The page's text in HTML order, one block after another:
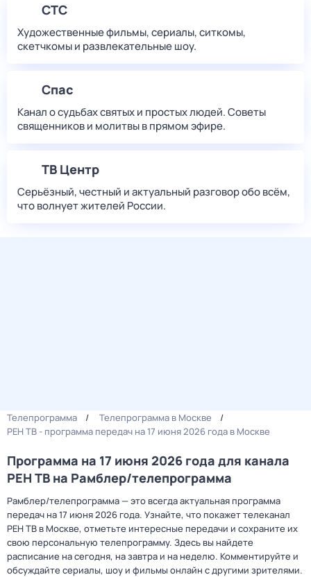
СТС
Художественные фильмы, сериалы, ситкомы,
скетчкомы и развлекательные шоу.
Спас
Канал о судьбах святых и простых людей. Советы
священников и молитвы в прямом эфире.
ТВ Центр
Серьёзный, честный и актуальный разговор обо всём,
что волнует жителей России.
Телепрограмма
Телепрограмма в Москве
РЕН ТВ - программа передач на 17 июня 2026 года в Москве
Программа на 17 июня 2026 года для канала
РЕН ТВ на Рамблер/телепрограмма
Рамблер/телепрограмма — это всегда актуальная программа
передач на 17 июня 2026 года. Узнайте, что покажет телеканал
РЕН ТВ в Москве, отметьте интересные передачи и сохраните их
свою персональную телепрограмму. Здесь вы найдете
расписание на сегодня, на завтра и на неделю. Комментируйте и
обсуждайте сериалы, шоу и фильмы онлайн с другими зрителями.